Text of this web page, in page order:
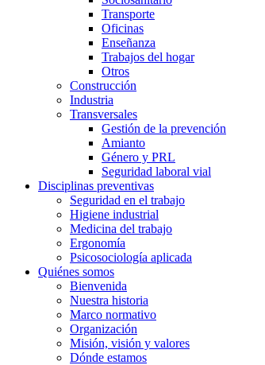
Transporte
Oficinas
Enseñanza
Trabajos del hogar
Otros
Construcción
Industria
Transversales
Gestión de la prevención
Amianto
Género y PRL
Seguridad laboral vial
Disciplinas preventivas
Seguridad en el trabajo
Higiene industrial
Medicina del trabajo
Ergonomía
Psicosociología aplicada
Quiénes somos
Bienvenida
Nuestra historia
Marco normativo
Organización
Misión, visión y valores
Dónde estamos